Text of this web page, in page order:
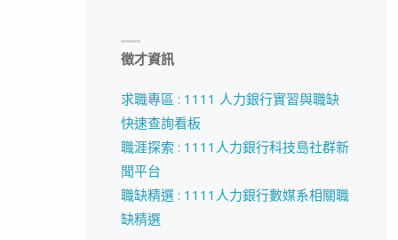
徵才資訊
求職專區 : 1111 人力銀行實習與職缺
快速查詢看板
職涯探索 : 1111人力銀行科技島社群新
聞平台
職缺精選 : 1111人力銀行數媒系相關職
缺精選